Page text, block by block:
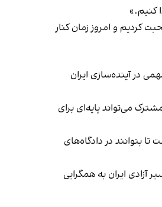
کنیم.»
کردیم و امروز زمان کنار
در آینده‌سازی ایران
می‌تواند پایه‌ای برای
بتوانند در دادگاه‌های
ایران به همگرایی